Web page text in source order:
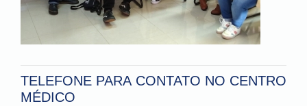
TELEFONE PARA CONTATO NO CENTRO
MÉDICO